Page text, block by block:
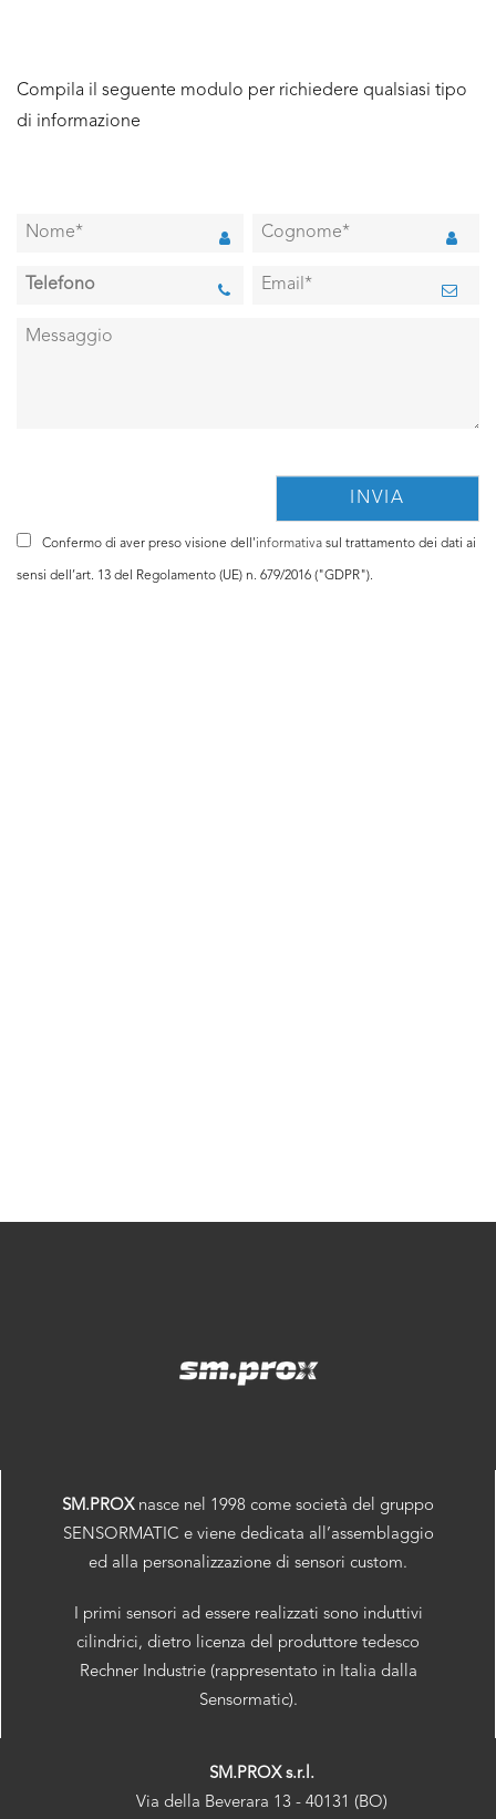
Compila il seguente modulo per richiedere qualsiasi tipo
di informazione
Confermo di aver preso visione dell'informativa sul trattamento dei dati ai
sensi dell’art. 13 del Regolamento (UE) n. 679/2016 ("GDPR").
SM.PROXnasce nel 1998 come società del gruppo
SENSORMATIC e viene dedicata all’assemblaggio
ed alla personalizzazione di sensori custom.
I primi sensori ad essere realizzati sono induttivi
cilindrici, dietro licenza del produttore tedesco
Rechner Industrie (rappresentato in Italia dalla
Sensormatic).
SM.PROX s.r.l.
Via della Beverara 13 - 40131 (BO)